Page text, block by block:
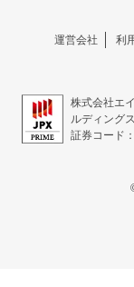
運営会社 利
株式会社エ
ルディング
証券コード